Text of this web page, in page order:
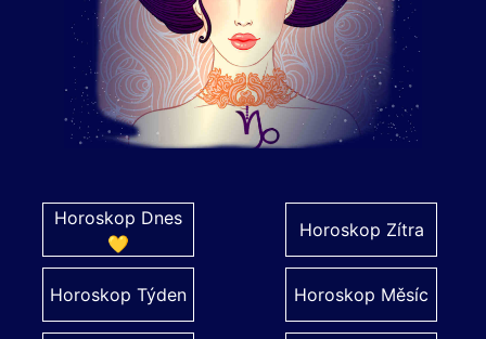
Horoskop Dnes
💛
Horoskop Zítra
Horoskop Týden Horoskop Měsíc